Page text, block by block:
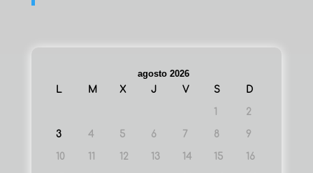
agosto 2026
L
M X J V S D
1 2
3 4 5 6 7 8 9
10 11 12 13 14 15 16